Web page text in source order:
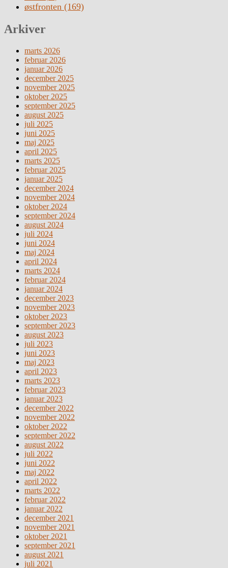
østfronten (169)
Arkiver
marts 2026
februar 2026
januar 2026
december 2025
november 2025
oktober 2025
september 2025
august 2025
juli 2025
juni 2025
maj 2025
april 2025
marts 2025
februar 2025
januar 2025
december 2024
november 2024
oktober 2024
september 2024
august 2024
juli 2024
juni 2024
maj 2024
april 2024
marts 2024
februar 2024
januar 2024
december 2023
november 2023
oktober 2023
september 2023
august 2023
juli 2023
juni 2023
maj 2023
april 2023
marts 2023
februar 2023
januar 2023
december 2022
november 2022
oktober 2022
september 2022
august 2022
juli 2022
juni 2022
maj 2022
april 2022
marts 2022
februar 2022
januar 2022
december 2021
november 2021
oktober 2021
september 2021
august 2021
juli 2021